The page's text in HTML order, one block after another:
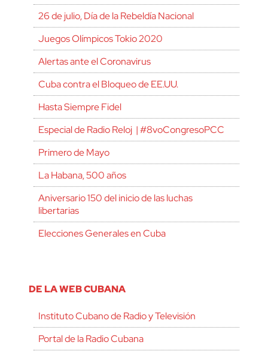
26 de julio, Día de la Rebeldía Nacional
Juegos Olímpicos Tokio 2020
Alertas ante el Coronavirus
Cuba contra el Bloqueo de EE.UU.
Hasta Siempre Fidel
Especial de Radio Reloj | #8voCongresoPCC
Primero de Mayo
La Habana, 500 años
Aniversario 150 del inicio de las luchas
libertarias
Elecciones Generales en Cuba
DE LA WEB CUBANA
Instituto Cubano de Radio y Televisión
Portal de la Radio Cubana